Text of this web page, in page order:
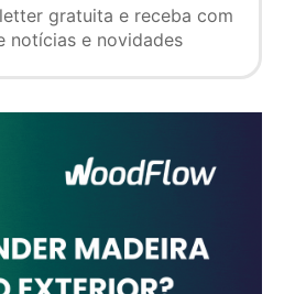
gratuita e receba com
notícias e novidades